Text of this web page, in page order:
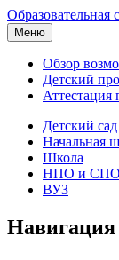
Образовательная
Меню
Обзор
Детский
Аттестация
Детский сад
Начальная
Школа
НПО и СПО
ВУЗ
Навигация